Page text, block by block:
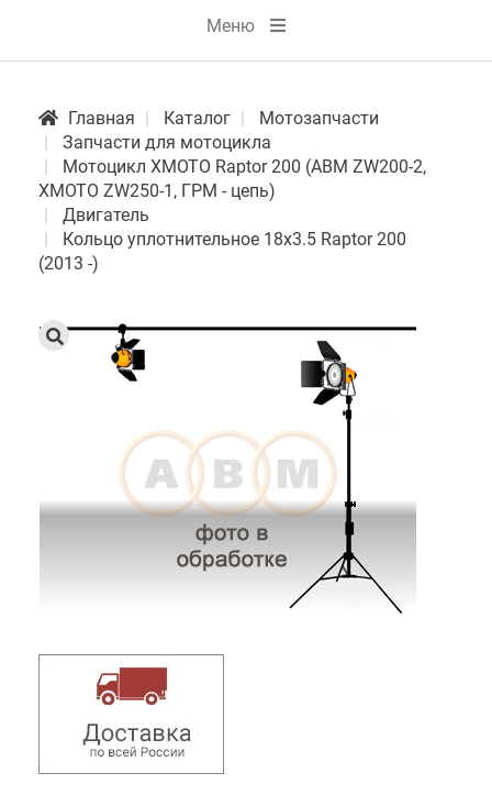
Меню
Главная Каталог
Мотозапчасти
Запчасти для мотоцикла
Мотоцикл XMOTO Raptor 200 (ABM ZW200-2,
XMOTO ZW250-1, ГРМ - цепь)
Двигатель
Кольцо уплотнительное 18х3.5 Raptor 200
(2013 -)